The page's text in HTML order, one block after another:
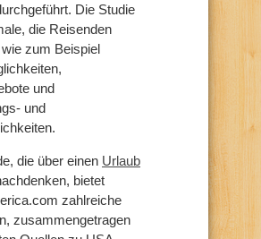
Die Studie
die Reisenden
zum Beispiel
und
und
die über einen Urlaub
bietet
zahlreiche
zusammengetragen